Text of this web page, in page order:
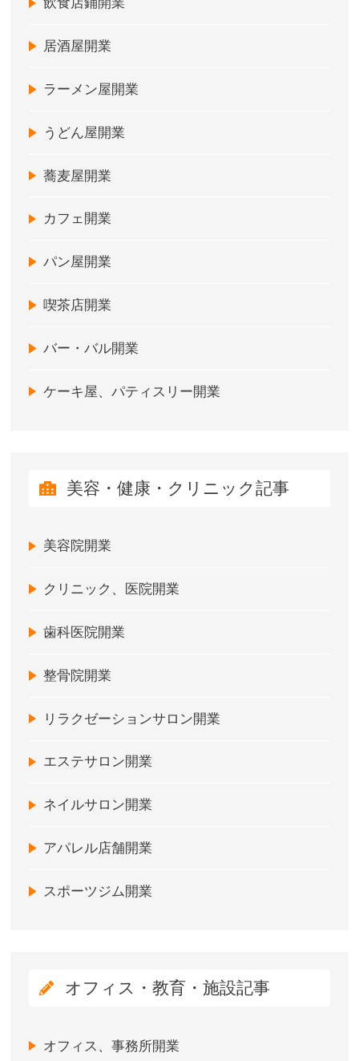
飲食店鋪開業
居酒屋開業
ラーメン屋開業
うどん屋開業
蕎麦屋開業
カフェ開業
パン屋開業
喫茶店開業
バー・バル開業
ケーキ屋、パティスリー開業
美容・健康・クリニック記事
美容院開業
クリニック、医院開業
歯科医院開業
整骨院開業
リラクゼーションサロン開業
エステサロン開業
ネイルサロン開業
アパレル店舗開業
スポーツジム開業
オフィス・教育・施設記事
オフィス、事務所開業